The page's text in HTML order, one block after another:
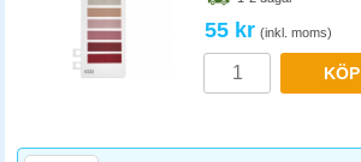
55 kr (inkl. moms)
KÖP